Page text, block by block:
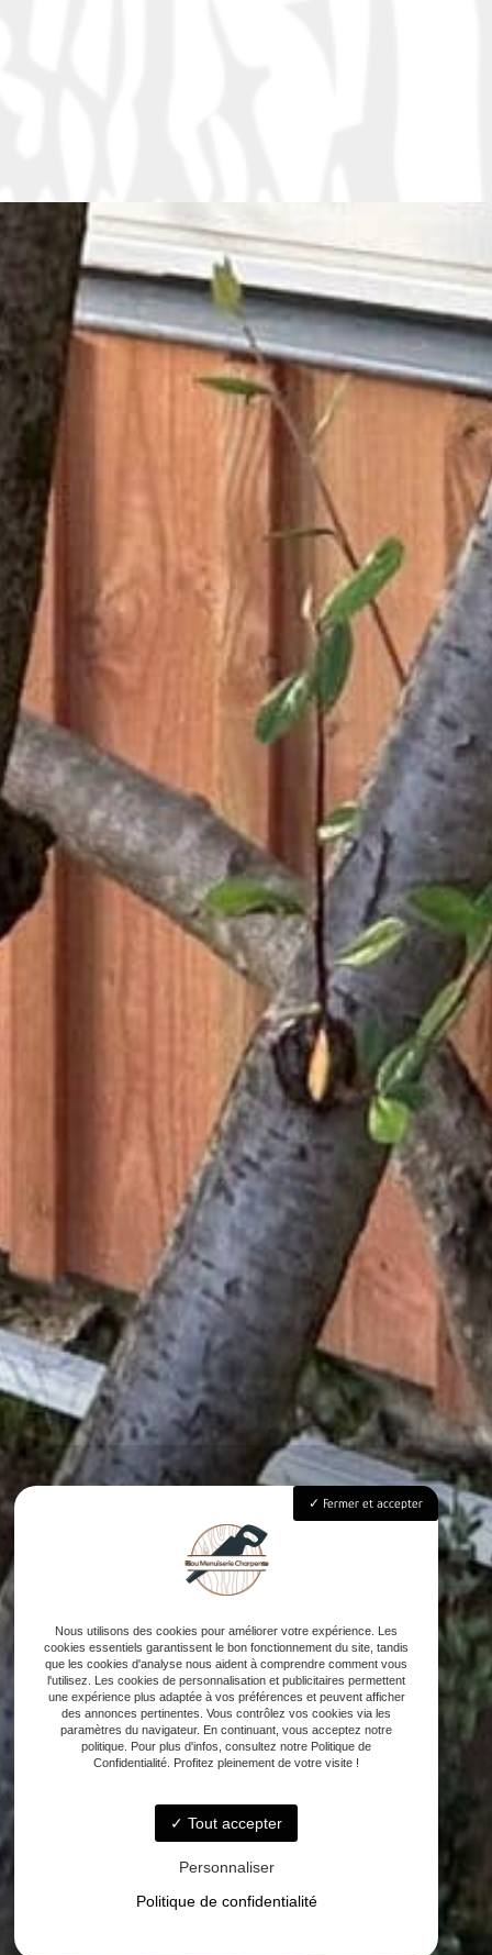
Fermer et accepter
Nous utilisons des cookies pour améliorer votre expérience. Les
cookies essentiels garantissent le bon fonctionnement du site, tandis
que les cookies d'analyse nous aident à comprendre comment vous
l'utilisez. Les cookies de personnalisation et publicitaires permettent
une expérience plus adaptée à vos préférences et peuvent afficher
des annonces pertinentes. Vous contrôlez vos cookies via les
paramètres du navigateur. En continuant, vous acceptez notre
politique. Pour plus d'infos, consultez notre Politique de
Confidentialité. Profitez pleinement de votre visite !
Tout accepter
Personnaliser
Politique de confidentialité